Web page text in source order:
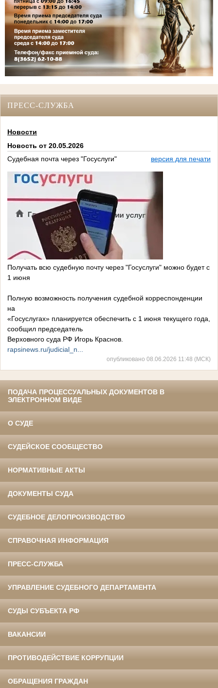
ПРЕСС-СЛУЖБА
Новости
Новость от 20.05.2026
Судебная почта через "Госуслуги"
версия для печати
Получать всю судебную почту через "Госуслуги" можно будет с
1 июня
Полную возможность получения судебной корреспонденции
на
«Госуслугах» планируется обеспечить с 1 июня текущего года,
сообщил председатель
Верховного суда РФ Игорь Краснов.
rapsinews.ru/judicial_n...
опубликовано 08.06.2026 11:48 (МСК)
ПОДАЧА ПРОЦЕССУАЛЬНЫХ ДОКУМЕНТОВ В
ЭЛЕКТРОННОМ ВИДЕ
О СУДЕ
СУДЕЙСКОЕ СООБЩЕСТВО
НОРМАТИВНЫЕ АКТЫ
ДОКУМЕНТЫ СУДА
СУДЕБНОЕ ДЕЛОПРОИЗВОДСТВО
СПРАВОЧНАЯ ИНФОРМАЦИЯ
ПРЕСС-СЛУЖБА
УПРАВЛЕНИЕ СУДЕБНОГО ДЕПАРТАМЕНТА
СУДЫ СУБЪЕКТА РФ
ВАКАНСИИ
ПРОТИВОДЕЙСТВИЕ КОРРУПЦИИ
ОБРАЩЕНИЯ ГРАЖДАН